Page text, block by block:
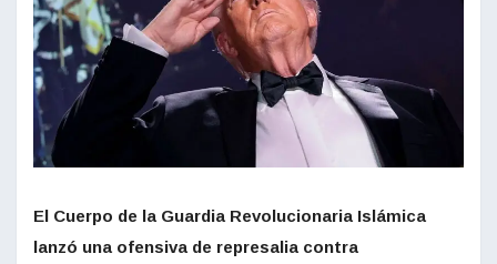
El Cuerpo de la Guardia Revolucionaria Islámica
lanzó una ofensiva de represalia contra